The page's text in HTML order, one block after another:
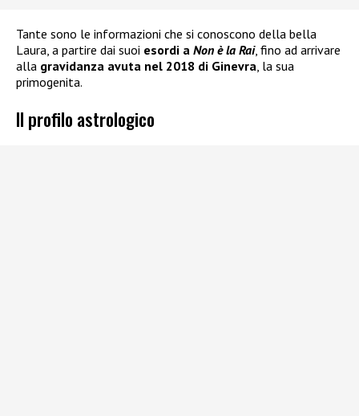
Tante sono le informazioni che si conoscono della bella
Laura, a partire dai suoi esordi a Non è la Rai, fino ad arrivare
alla gravidanza avuta nel 2018 di Ginevra, la sua
primogenita.
Il profilo astrologico